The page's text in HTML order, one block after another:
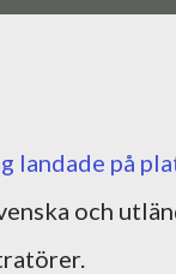
landade på
och